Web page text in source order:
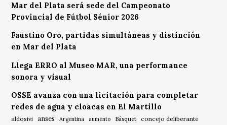
Mar del Plata será sede del Campeonato
Provincial de Fútbol Sénior 2026
Faustino Oro, partidas simultáneas y distinción
en Mar del Plata
Llega ERRO al Museo MAR, una performance
sonora y visual
OSSE avanza con una licitación para completar
redes de agua y cloacas en El Martillo
aldosivi anses Argentina aumento Básquet concejo deliberante